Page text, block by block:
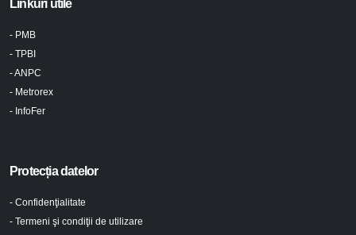
Linkuri utile
- PMB
- TPBI
- ANPC
- Metrorex
- InfoFer
Protecția datelor
- Confidenţialitate
- Termeni şi condiţii de utilizare